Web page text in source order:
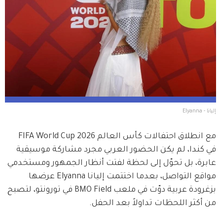
إليانا - Elyanna
في كندا، لم يكن الحضور العربي مجرد مشاركة موسيقية
عابرة، بل تحوّل إلى لحظة لفتت أنظار الجمهور ومستخدمي
مواقع التواصل، بعدما اختتمت إليانا Elyanna عرضها
بزغرودة عربية دوّت في ملعب BMO Field في تورونتو، لتصبح
من أكثر اللحظات تداولاً بعد الحفل.